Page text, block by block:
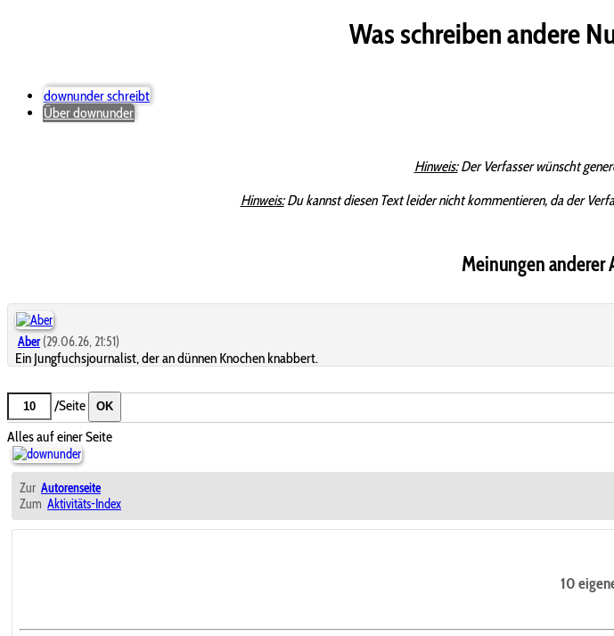
Was schreiben andere
downunder schreibt
Über downunder
Hinweis:Der Verfasser wünscht
Hinweis:Du kannst diesen Text leider nicht kommentieren, da der
Meinungen anderer
Aber(29.06.26, 21:51)
Ein Jungfuchsjournalist, der an dünnen Knochen knabbert.
/Seite OK
Alles auf einer Seite
Zur Autorenseite
Zum Aktivitäts-Index
10